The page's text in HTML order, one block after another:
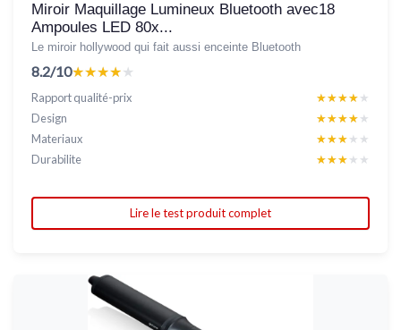
Miroir Maquillage Lumineux Bluetooth avec18
Ampoules LED 80x...
Le miroir hollywood qui fait aussi enceinte Bluetooth
8.2/10★★★★★
★★★★★
Rapport qualité-prix ★★★★★
★★★★★
Design
★★★★★
★★★★★
Materiaux
★★★★★
★★★★★
Durabilite
★★★★★
★★★★★
Lire le test produit complet